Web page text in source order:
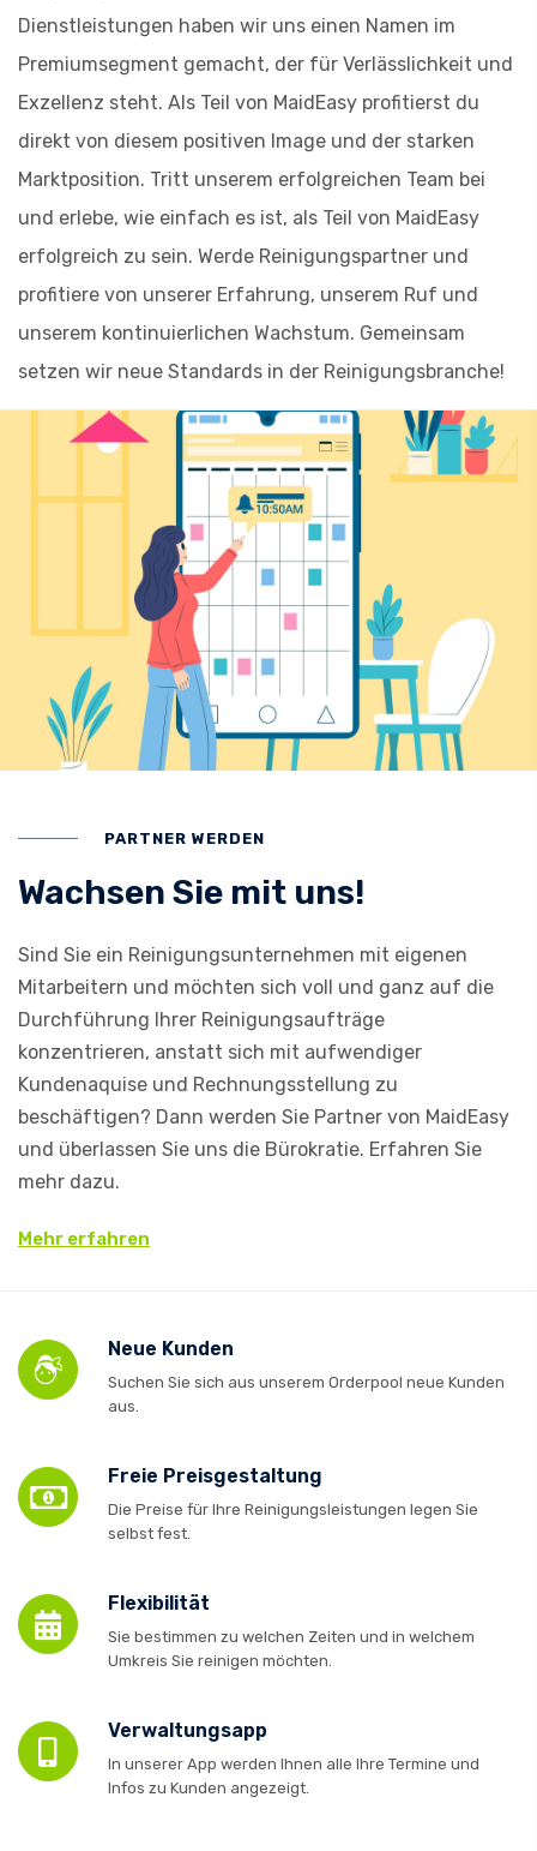
Dienstleistungen haben wir uns einen Namen im
Premiumsegment gemacht, der für Verlässlichkeit und
Exzellenz steht. Als Teil von MaidEasy profitierst du
direkt von diesem positiven Image und der starken
Marktposition. Tritt unserem erfolgreichen Team bei
und erlebe, wie einfach es ist, als Teil von MaidEasy
erfolgreich zu sein. Werde Reinigungspartner und
profitiere von unserer Erfahrung, unserem Ruf und
unserem kontinuierlichen Wachstum. Gemeinsam
setzen wir neue Standards in der Reinigungsbranche!
PARTNER WERDEN
Wachsen Sie mit uns!
Sind Sie ein Reinigungsunternehmen mit eigenen
Mitarbeitern und möchten sich voll und ganz auf die
Durchführung Ihrer Reinigungsaufträge
konzentrieren, anstatt sich mit aufwendiger
Kundenaquise und Rechnungsstellung zu
beschäftigen? Dann werden Sie Partner von MaidEasy
und überlassen Sie uns die Bürokratie. Erfahren Sie
mehr dazu.
Mehr erfahren
Neue Kunden
Suchen Sie sich aus unserem Orderpool neue Kunden
aus.
Freie Preisgestaltung
Die Preise für Ihre Reinigungsleistungen legen Sie
selbst fest.
Flexibilität
Sie bestimmen zu welchen Zeiten und in welchem
Umkreis Sie reinigen möchten.
Verwaltungsapp
In unserer App werden Ihnen alle Ihre Termine und
Infos zu Kunden angezeigt.